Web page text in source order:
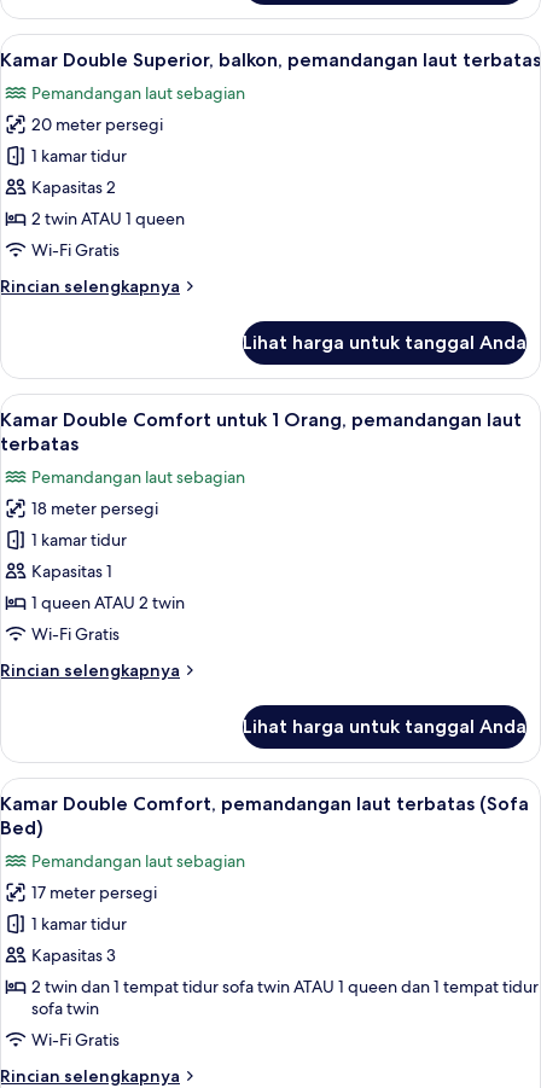
Kamar
Double
Comfort,
laut
terbatas
Lihat
semua
foto
untuk
Kamar
Double
Superior,
balkon,
laut
Kamar Double Superior, balkon,
24
Kamar Double Superior, balkon, pemandangan laut terbatas
Pemandangan laut sebagian
20 meter persegi
1 kamar tidur
Kapasitas 2
2 twin ATAU 1 queen
Wi-Fi Gratis
Rincian selengkapnya
Rincian
Kamar
Double
Superior,
balkon,
laut
terbatas
Lihat harga untuk tanggal Anda
Lihat
semua
untuk
Kamar
Double
Comfort
untuk
1
pemandangan
Minibar, brankas, kedap suara, dan
22
Kamar Double Comfort untuk 1 Orang, pemandangan laut
terbatas
Pemandangan laut sebagian
18 meter persegi
1 kamar tidur
Kapasitas 1
1 queen ATAU 2 twin
Wi-Fi Gratis
Rincian selengkapnya
Rincian
Kamar
Double
Comfort
untuk
Orang,
pemandangan
laut
terbatas
Lihat harga untuk tanggal Anda
Lihat
semua
foto
untuk
Kamar
Double
Comfort,
pemandangan
laut
terbatas
(Sofa
Minibar, brankas, kedap suara, dan
17
Kamar Double Comfort, pemandangan laut terbatas (Sofa
Bed)
Pemandangan laut sebagian
17 meter persegi
1 kamar tidur
Kapasitas 3
2 twin dan 1 tempat tidur sofa twin ATAU 1 queen dan 1 tempat tidur
sofa twin
Wi-Fi Gratis
Rincian selengkapnya
Rincian